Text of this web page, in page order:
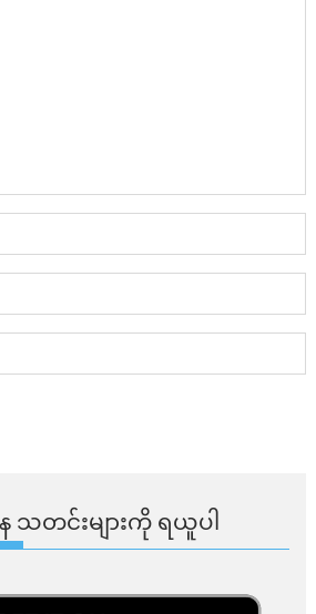
သတင်းများကို ရယူပါ